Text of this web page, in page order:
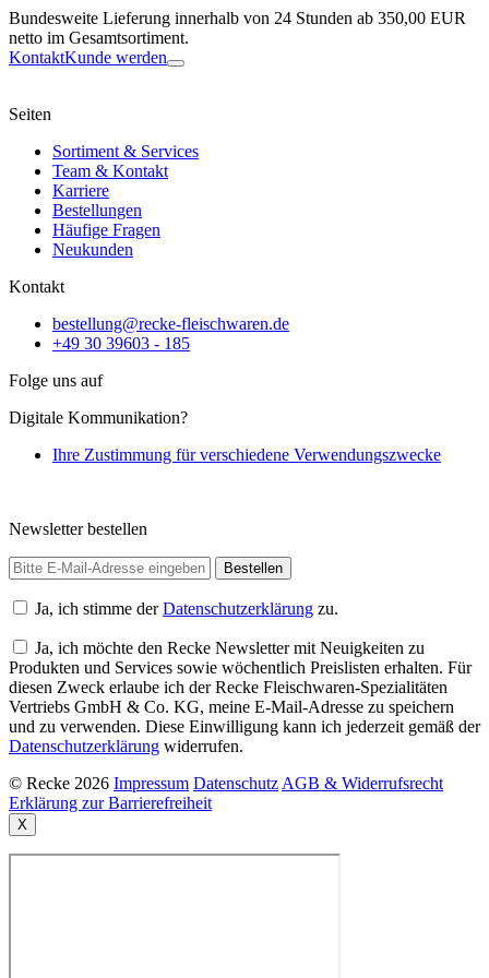
Bundesweite Lieferung innerhalb von 24 Stunden ab 350,00 EUR
netto im Gesamtsortiment.
KontaktKunde werden
Seiten
Sortiment & Services
Team & Kontakt
Karriere
Bestellungen
Häufige Fragen
Neukunden
Kontakt
bestellung@recke-fleischwaren.de
+49 30 39603 - 185
Folge uns auf
Digitale Kommunikation?
Ihre Zustimmung für verschiedene Verwendungszwecke
Newsletter bestellen
Ja, ich stimme derDatenschutzerklärung zu.
Ja, ich möchte den Recke Newsletter mit Neuigkeiten zu
Produkten und Services sowie wöchentlich Preislisten erhalten. Für
diesen Zweck erlaube ich der Recke Fleischwaren-Spezialitäten
Vertriebs GmbH & Co. KG, meine E-Mail-Adresse zu speichern
und zu verwenden. Diese Einwilligung kann ich jederzeit gemäß der
Datenschutzerklärung widerrufen.
© Recke 2026 Impressum Datenschutz AGB & Widerrufsrecht
Erklärung zur Barrierefreiheit
X